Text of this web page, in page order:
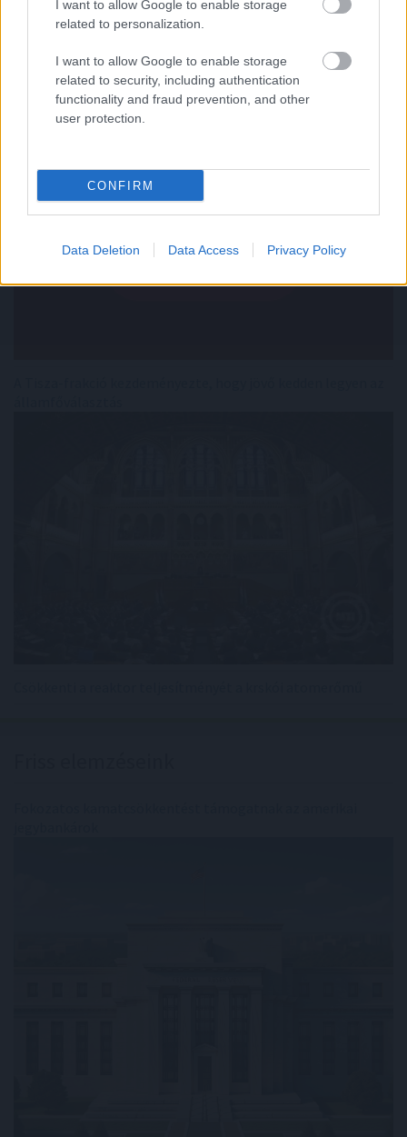
I want to allow Google to enable storage
related to personalization.
I want to allow Google to enable storage
related to security, including authentication
functionality and fraud prevention, and other
user protection.
CONFIRM
Data Deletion Data Access Privacy Policy